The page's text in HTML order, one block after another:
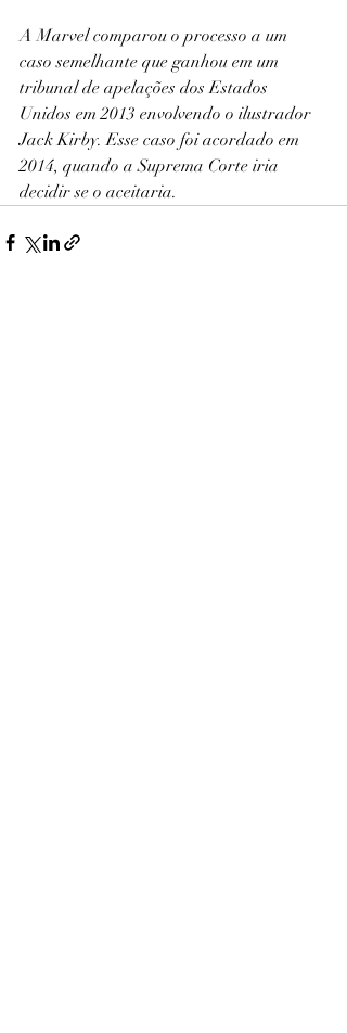
A Marvel comparou o processo a um
caso semelhante que ganhou em um
tribunal de apelações dos Estados
Unidos em 2013 envolvendo o ilustrador
Jack Kirby. Esse caso foi acordado em
2014, quando a Suprema Corte iria
decidir se o aceitaria.